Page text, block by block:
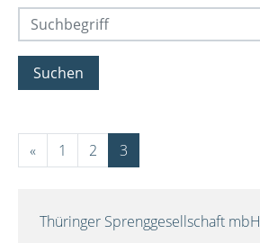
Suchen
« 1 2 3
Thüringer Sprenggesellschaft mbH